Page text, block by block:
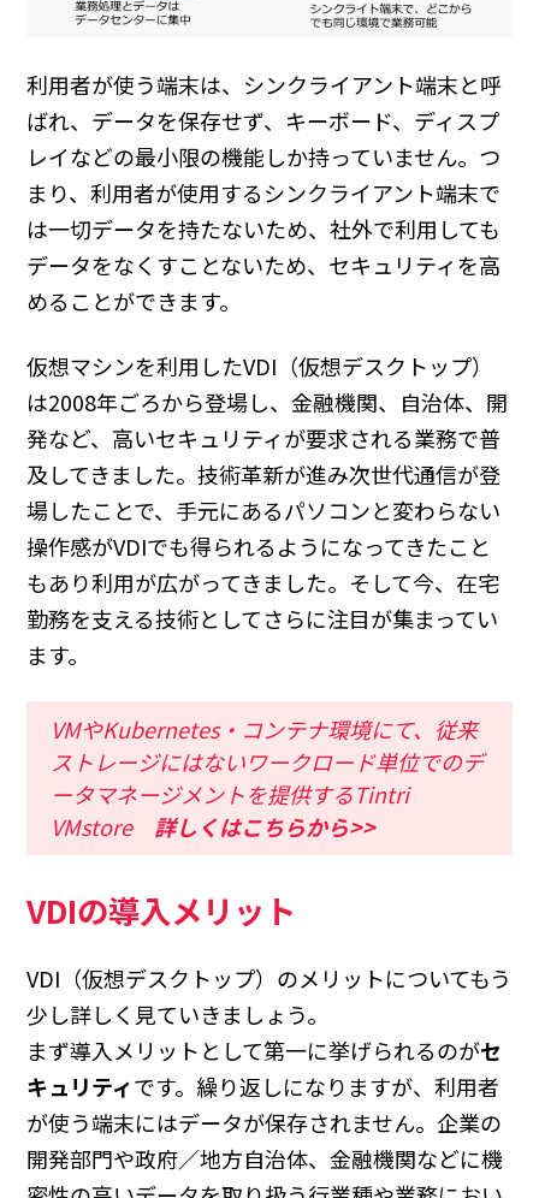
利用者が使う端末は、シンクライアント端末と呼
ばれ、データを保存せず、キーボード、ディスプ
レイなどの最小限の機能しか持っていません。つ
まり、利用者が使用するシンクライアント端末で
は一切データを持たないため、社外で利用しても
データをなくすことないため、セキュリティを高
めることができます。
仮想マシンを利用したVDI（仮想デスクトップ）
は2008年ごろから登場し、金融機関、自治体、開
発など、高いセキュリティが要求される業務で普
及してきました。技術革新が進み次世代通信が登
場したことで、手元にあるパソコンと変わらない
操作感がVDIでも得られるようになってきたこと
もあり利用が広がってきました。そして今、在宅
勤務を支える技術としてさらに注目が集まってい
ます。
VMやKubernetes・コンテナ環境にて、従来
ストレージにはないワークロード単位でのデ
ータマネージメントを提供するTintri
VMstore 詳しくはこちらから>>
VDIの導入メリット
VDI（仮想デスクトップ）のメリットについてもう
少し詳しく見ていきましょう。
まず導入メリットとして第一に挙げられるのがセ
キュリティです。繰り返しになりますが、利用者
が使う端末にはデータが保存されません。企業の
開発部門や政府／地方自治体、金融機関などに機